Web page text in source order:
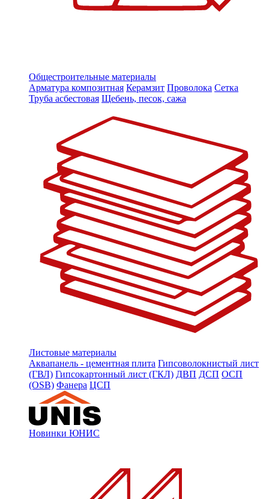
Общестроительные материалы
Арматура композитная Керамзит Проволока Сетка
Труба асбестовая Щебень, песок, сажа
Листовые материалы
Аквапанель - цементная плита Гипсоволокнистый лист
(ГВЛ) Гипсокартонный лист (ГКЛ) ДВП ДСП ОСП
(OSB) Фанера ЦСП
Новинки ЮНИС